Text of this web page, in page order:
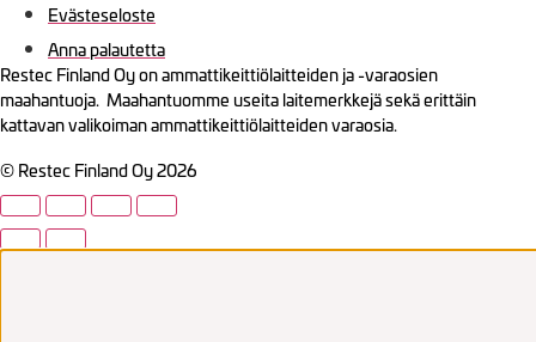
Evästeseloste
Anna palautetta
Restec Finland Oy on ammattikeittiölaitteiden ja -varaosien
maahantuoja. Maahantuomme useita laitemerkkejä sekä erittäin
kattavan valikoiman ammattikeittiölaitteiden varaosia.
© Restec Finland Oy 2026